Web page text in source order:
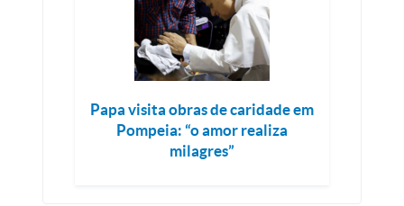
Papa visita obras de caridade em
Pompeia: “o amor realiza
milagres”